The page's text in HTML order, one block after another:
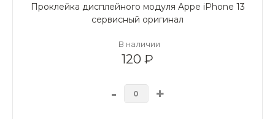
Проклейка дисплейного модуля Appe iPhone 13
сервисный оригинал
В наличии
120 ₽
- +